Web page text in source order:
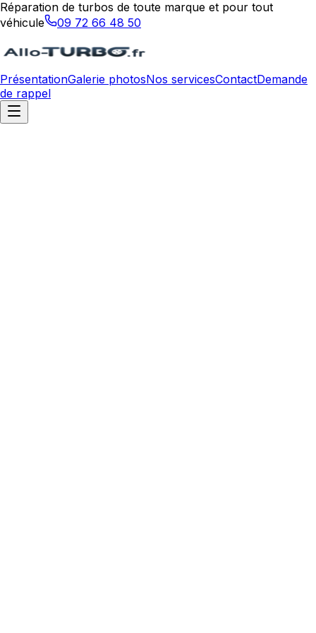
Réparation de turbos de toute marque et pour tout
véhicule
09 72 66 48 50
PrésentationGalerie photosNos servicesContactDemande
de rappel